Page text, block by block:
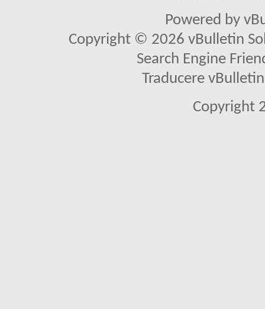
Powered by
Copyright © 2026 vBulletin
Search Engine
Traducere
Copyright